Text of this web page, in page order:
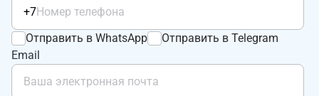
+7
Отправить в WhatsApp
Отправить в Telegram
Email